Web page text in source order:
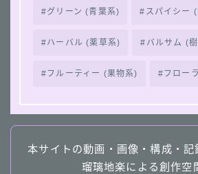
グリーン (青葉系) スパイシー
ハーバル (薬草系) バルサム (
フルーティー (果物系) フロー
本サイトの動画・画像・構成・記
瑠璃地楽による創作空